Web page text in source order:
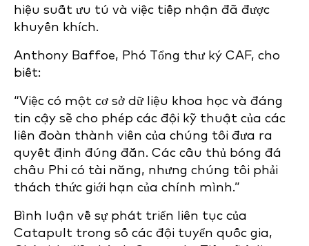
hiệu suất ưu tú và việc tiếp nhận đã được
khuyến khích.
Anthony Baffoe, Phó Tổng thư ký CAF, cho
biết:
“Việc có một cơ sở dữ liệu khoa học và đáng
tin cậy sẽ cho phép các đội kỹ thuật của các
liên đoàn thành viên của chúng tôi đưa ra
quyết định đúng đắn. Các cầu thủ bóng đá
châu Phi có tài năng, nhưng chúng tôi phải
thách thức giới hạn của chính mình.”
Bình luận về sự phát triển liên tục của
Catapult trong số các đội tuyển quốc gia,